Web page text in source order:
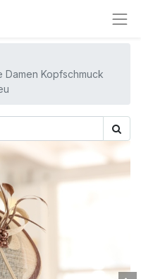
Damen Kopfschmuck